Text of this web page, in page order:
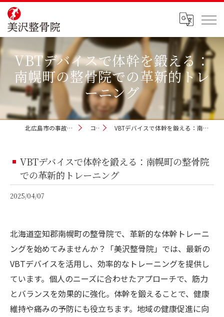
VBTデバイスで体幹を鍛える：
南幌町の整骨院での革新的トレ
ーニング
北広島市の事故治療なら美沢整骨院 コラム VBTデバイスで体幹を鍛える：南幌町の整骨院での革新的トレーニング
VBTデバイスで体幹を鍛える：南幌町の整骨院
での革新的トレーニング
2025/04/07
北海道空知郡南幌町の整骨院で、革新的な体幹トレーニ
ングを始めてみませんか？「美沢整骨院」では、最新の
VBTデバイスを活用し、効率的なトレーニングを提供し
ています。個人のニーズに合わせたアプローチで、筋力
とバランスを効果的に強化。体幹を鍛えることで、健康
維持や痛みの予防にも役立ちます。地域の健康促進に向